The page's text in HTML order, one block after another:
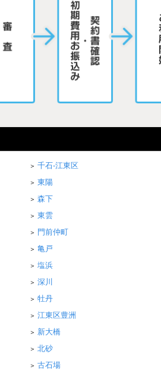
千石-江東区
東陽
森下
東雲
門前仲町
亀戸
塩浜
深川
牡丹
江東区豊洲
新大橋
北砂
古石場